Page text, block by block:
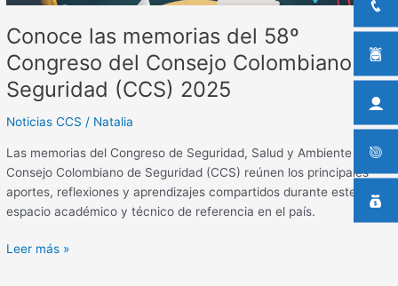
Conoce las memorias del 58º
Congreso del Consejo Colombiano de
Seguridad (CCS) 2025
Noticias CCS / Natalia
Las memorias del Congreso de Seguridad, Salud y Ambiente del
Consejo Colombiano de Seguridad (CCS) reúnen los principales
aportes, reflexiones y aprendizajes compartidos durante este
espacio académico y técnico de referencia en el país.
2025
Leer más »